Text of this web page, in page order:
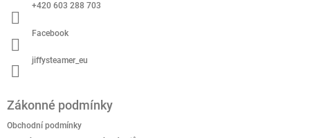
+420 603 288 703
Facebook
jiffysteamer_eu
Zákonné podmínky
Obchodní podmínky